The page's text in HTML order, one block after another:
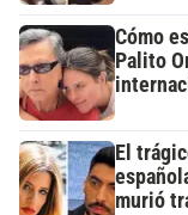
Cómo
Palito
El
murió